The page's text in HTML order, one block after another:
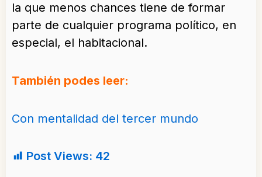
la que menos chances tiene de formar
parte de cualquier programa político, en
especial, el habitacional.
También podes leer:
Con mentalidad del tercer mundo
Post Views: 42